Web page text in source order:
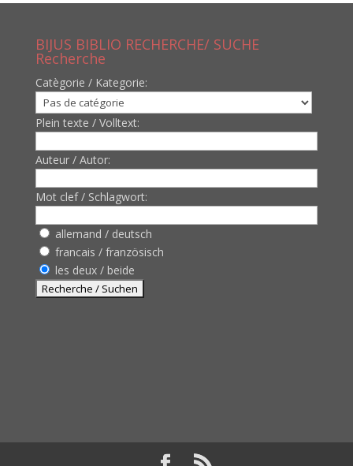
BIJUS BIBLIO RECHERCHE/ SUCHE
Recherche
Catègorie / Kategorie:
Plein texte / Volltext:
Auteur / Autor:
Mot clef / Schlagwort:
allemand / deutsch
francais / französisch
les deux / beide